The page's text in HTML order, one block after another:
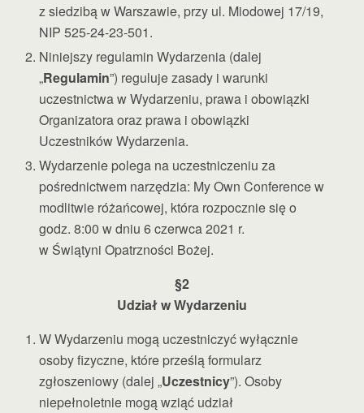
z siedzibą w Warszawie, przy ul. Miodowej 17/19,
NIP 525-24-23-501.
Niniejszy regulamin Wydarzenia (dalej
„Regulamin”) reguluje zasady i warunki
uczestnictwa w Wydarzeniu, prawa i obowiązki
Organizatora oraz prawa i obowiązki
Uczestników Wydarzenia.
Wydarzenie polega na uczestniczeniu za
pośrednictwem narzędzia: My Own Conference w
modlitwie różańcowej, która rozpocznie się o
godz. 8:00 w dniu 6 czerwca 2021 r.
w Świątyni Opatrzności Bożej.
§2
Udział w Wydarzeniu
W Wydarzeniu mogą uczestniczyć wyłącznie
osoby fizyczne, które prześlą formularz
zgłoszeniowy (dalej „Uczestnicy”). Osoby
niepełnoletnie mogą wziąć udział